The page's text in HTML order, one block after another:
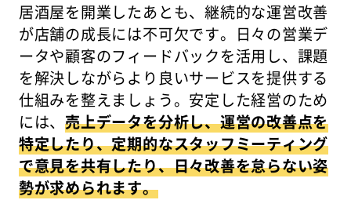
居酒屋を開業したあとも、継続的な運営改善
が店舗の成長には不可欠です。日々の営業デ
ータや顧客のフィードバックを活用し、課題
を解決しながらより良いサービスを提供する
仕組みを整えましょう。安定した経営のため
には、売上データを分析し、運営の改善点を
特定したり、定期的なスタッフミーティング
で意見を共有したり、日々改善を怠らない姿
勢が求められます。